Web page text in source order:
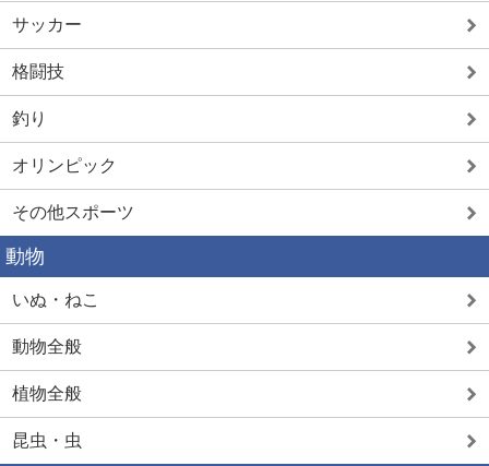
サッカー
格闘技
釣り
オリンピック
その他スポーツ
動物
いぬ・ねこ
動物全般
植物全般
昆虫・虫